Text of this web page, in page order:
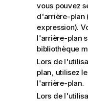
vous pouvez
d'arrière-plan
expression).
l'arrière-plan
bibliothèque
Lors de
plan, utilisez
l'arrière-plan.
Lors de